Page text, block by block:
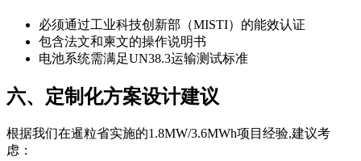
必须通过工业科技创新部（MISTI）的能效认证
包含法文和柬文的操作说明书
电池系统需满足UN38.3运输测试标准
六、定制化方案设计建议
根据我们在暹粒省实施的1.8MW/3.6MWh项目经验,建议考
虑：